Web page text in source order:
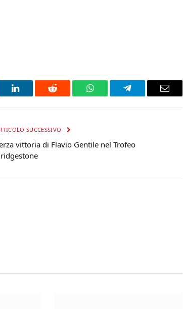
LinkedIn Reddit WhatsAppTelegram Email
SUCCESSIVO
vittoria di Flavio Gentile nel Trofeo